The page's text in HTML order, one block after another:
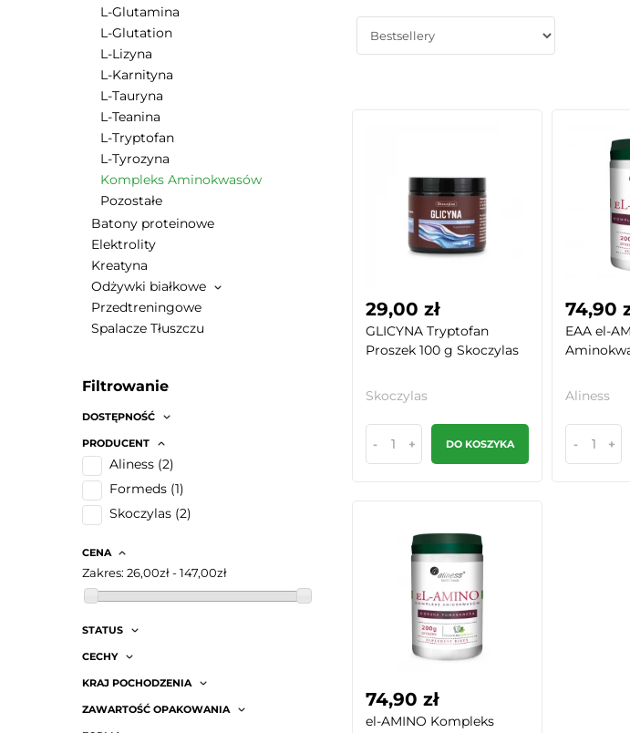
L-Glutamina
L-Glutation
L-Lizyna
L-Karnityna
L-Tauryna
L-Teanina
L-Tryptofan
L-Tyrozyna
Kompleks Aminokwasów
Pozostałe
Batony proteinowe
Elektrolity
Kreatyna
Odżywki białkowe
Przedtreningowe
Spalacze Tłuszczu
Filtrowanie
DOSTĘPNOŚĆ
PRODUCENT
Aliness (2)
Formeds (1)
Skoczylas (2)
CENA
Zakres: 26,00zł - 147,00zł
STATUS
CECHY
KRAJ POCHODZENIA
ZAWARTOŚĆ OPAKOWANIA
29,00 zł
GLICYNA Tryptofan
Proszek 100 g Skoczylas
Skoczylas
- + DO KOSZYKA
74,90
EAA el-
Aliness
- +
74,90 zł
el-AMINO Kompleks